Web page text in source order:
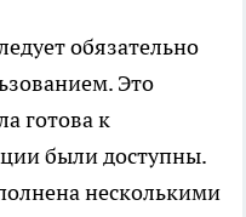
обязательно
Это
готова к
были доступны.
несколькими